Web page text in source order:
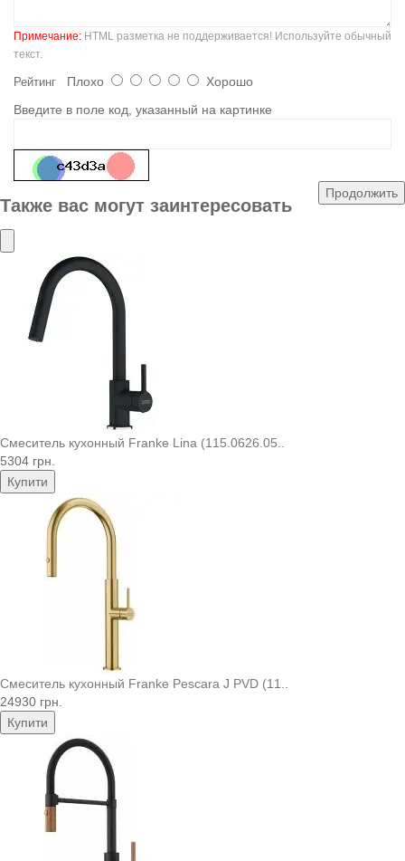
Примечание: HTML разметка не поддерживается! Используйте обычный
текст.
Рейтинг Плохо
Хорошо
Введите в поле код, указанный на картинке
Продолжить
Также вас могут заинтересовать
Смеситель кухонный Franke Lina (115.0626.05..
5304 грн.
Купити
Смеситель кухонный Franke Pescara J PVD (11..
24930 грн.
Купити